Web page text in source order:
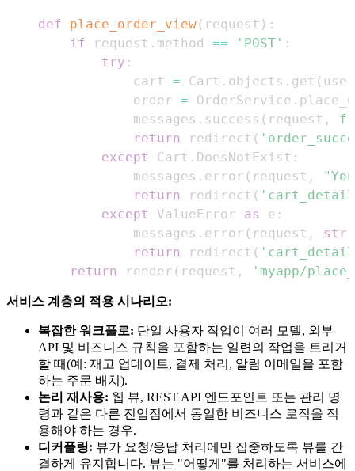
def place_order_view( request ) :
if request . method == 'POST' :
try :
            cart
= Cart . objects . get ( user
            order
= OrderService .
            messages
. success ( request ,
return
redirect (
except
Cart . DoesNotExist :
            messages
. error ( request ,
return
redirect (
except
ValueError as e :
            messages
. error ( request , str
return
redirect (
return
render ( request , 'myapp/
서비스 계층의 적용 시나리오:
복잡한 워크플로: 단일 사용자 작업이 여러 모델, 외부
API 및 비즈니스 규칙을 포함하는 일련의 작업을 트리거
할 때(예: 재고 업데이트, 결제 처리, 알림 이메일을 포함
하는 주문 배치).
논리 재사용: 웹 뷰, REST API 엔드포인트 또는 관리 명
령과 같은 다른 진입점에서 동일한 비즈니스 로직을 적
용해야 하는 경우.
디커플링: 뷰가 요청/응답 처리에만 집중하도록 뷰를 간
결하게 유지합니다. 뷰는 "어떻게"를 처리하는 서비스에